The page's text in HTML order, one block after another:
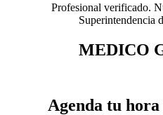
Profesional verificado.
Superintendencia
MEDICO
Agenda tu hora